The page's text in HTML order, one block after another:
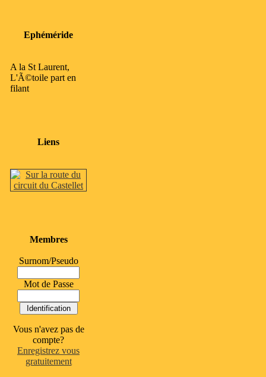
Ephéméride
A la St Laurent,
L'Ã©toile part en
filant
Liens
Membres
Surnom/Pseudo
Mot de Passe
Vous n'avez pas de
compte?
Enregistrez vous
gratuitement